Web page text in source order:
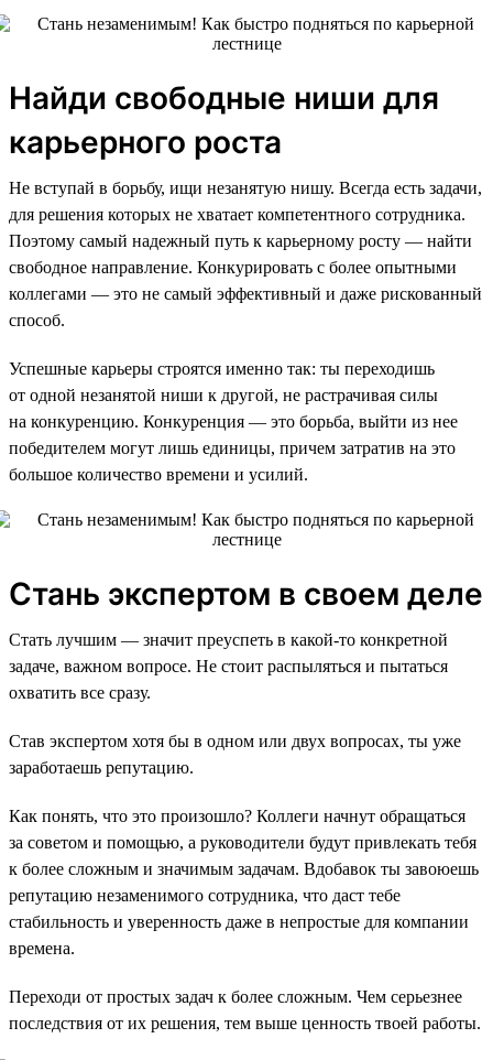
Найди свободные ниши для
карьерного роста
Не вступай в борьбу, ищи незанятую нишу. Всегда есть задачи,
для решения которых не хватает компетентного сотрудника.
Поэтому самый надежный путь к карьерному росту — найти
свободное направление. Конкурировать с более опытными
коллегами — это не самый эффективный и даже рискованный
способ.
Успешные карьеры строятся именно так: ты переходишь
от одной незанятой ниши к другой, не растрачивая силы
на конкуренцию. Конкуренция — это борьба, выйти из нее
победителем могут лишь единицы, причем затратив на это
большое количество времени и усилий.
Стань экспертом в своем деле
Стать лучшим — значит преуспеть в какой-то конкретной
задаче, важном вопросе. Не стоит распыляться и пытаться
охватить все сразу.
Став экспертом хотя бы в одном или двух вопросах, ты уже
заработаешь репутацию.
Как понять, что это произошло? Коллеги начнут обращаться
за советом и помощью, а руководители будут привлекать тебя
к более сложным и значимым задачам. Вдобавок ты завоюешь
репутацию незаменимого сотрудника, что даст тебе
стабильность и уверенность даже в непростые для компании
времена.
Переходи от простых задач к более сложным. Чем серьезнее
последствия от их решения, тем выше ценность твоей работы.